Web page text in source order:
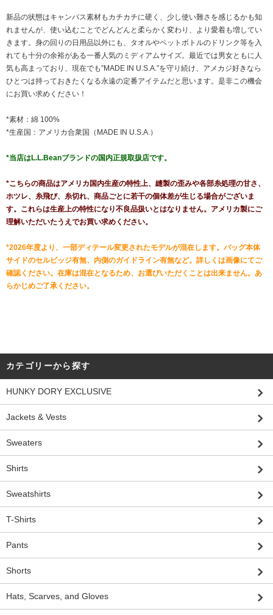
新品の状態はキャンバス素材もカチカチに硬く、少し使い難さを感じるかも知
れませんが、使い込むことでどんどんと柔らかく変わり、より愛着も増してい
きます。身の回りの日用品以外にも、タオルやペットボトルのドリンク等を入
れても十分の余裕がある一番人気のミディアムサイズ。最近では男女ともに人
気も高まっており、現在でも”MADE IN U.S.A.”を守り続け、アメカジ好きなら
ひとつは持っておきたくなる永遠の定番アイテムだと思います。是非この機会
にお買い求めください！
*素材：綿 100%
*生産国：アメリカ合衆国（MADE IN U.S.A.）
*当店はL.L.Beanブランドの国内正規取扱店です。
*こちらの商品はアメリカ国内生産の特性上、縫製の歪みや各部糸処理の甘さ、
ホツレ、糸飛び、糸切れ、商品ごとに若干の個体差が生じる場合がございま
す。これらは生産上の特性になり不良品扱いとはなりません。アメリカ製にご
理解いただいたうえでお買い求めください。
*2026年度より、一部ディテール変更されたモデルが混在します。バッグ本体
サイドのセルビッジ有無、内側のガイドライン有無など。詳しくは画像にてご
確認ください。在庫は混在となるため、お選びいただくことは出来ません。あ
らかじめご了承ください。
カテゴリーから探す
HUNKY DORY EXCLUSIVE
Jackets & Vests
Sweaters
Shirts
Sweatshirts
T-Shirts
Pants
Shorts
Hats, Scarves, and Gloves